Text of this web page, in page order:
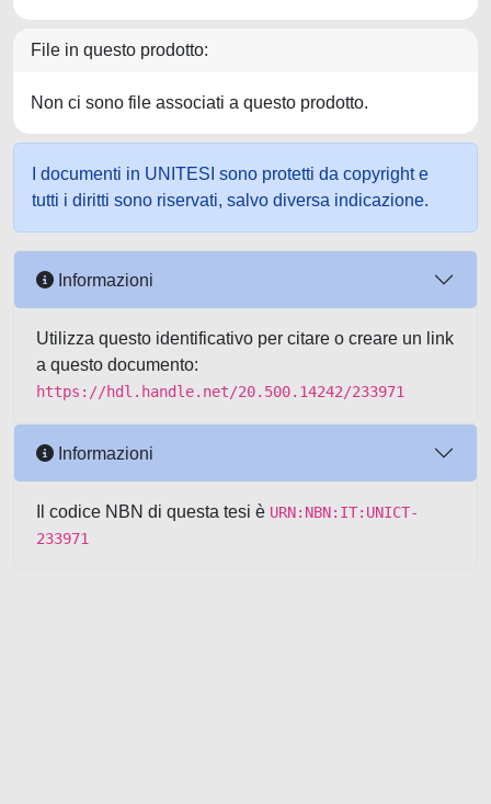
File in questo prodotto:
Non ci sono file associati a questo prodotto.
I documenti in UNITESI sono protetti da copyright e
tutti i diritti sono riservati, salvo diversa indicazione.
Informazioni
Utilizza questo identificativo per citare o creare un link
a questo documento:
https://hdl.handle.net/20.500.14242/233971
Informazioni
Il codice NBN di questa tesi è URN:NBN:IT:UNICT-
233971